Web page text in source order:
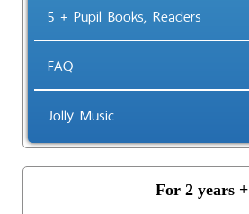
5 + Pupil Books, Readers
FAQ
Jolly Music
For 2 years +